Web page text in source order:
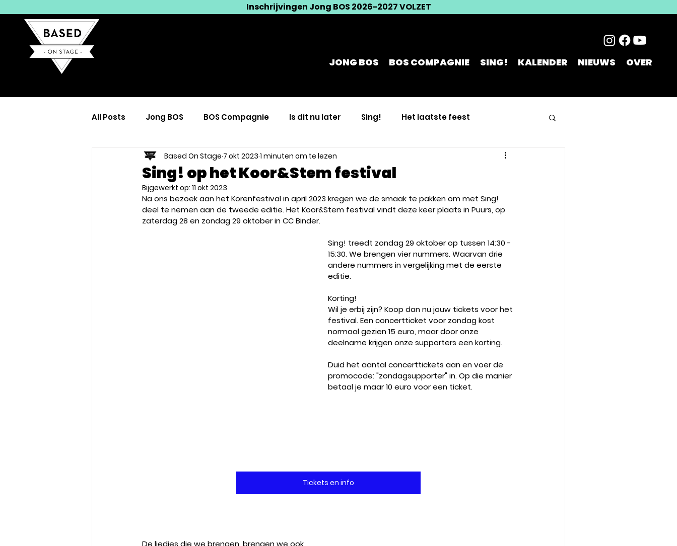
JONG BOS BOS COMPAGNIE SING! KALENDER NIEUWS OVER
Inschrijvingen Jong BOS 2026-2027 VOLZET
All Posts Jong BOS BOS Compagnie Is dit nu later Sing! Het laatste feest
Tot de dood... Algemeen Taille Unique Breekpunt
Sing! op het Koor&Stem festival
Based On Stage 7 okt 2023 1 minuten om te lezen
Bijgewerkt op: 11 okt 2023
Na ons bezoek aan het Korenfestival in april 2023 kregen we de smaak te pakken om met Sing!
deel te nemen aan de tweede editie. Het Koor&Stem festival vindt deze keer plaats in Puurs, op
zaterdag 28 en zondag 29 oktober in CC Binder.
Sing! treedt zondag 29 oktober op tussen 14:30 -
15:30. We brengen vier nummers. Waarvan drie
andere nummers in vergelijking met de eerste
editie.
Korting!
Wil je erbij zijn? Koop dan nu jouw tickets voor het
festival. Een concertticket voor zondag kost
normaal gezien 15 euro, maar door onze
deelname krijgen onze supporters een korting.
Duid het aantal concerttickets aan en voer de
promocode: "zondagsupporter" in. Op die manier
betaal je maar 10 euro voor een ticket.
Tickets en info
De liedjes die we brengen, brengen we ook